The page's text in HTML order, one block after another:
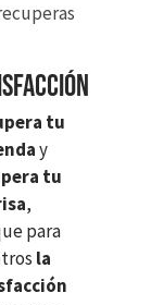
tu
y
tu
,
para
la